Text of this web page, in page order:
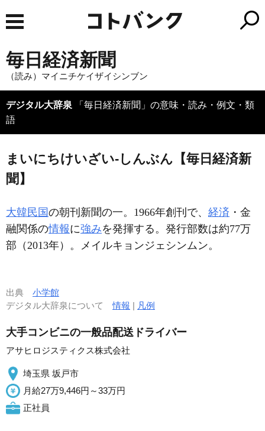
毎日経済新聞
（読み）マイニチケイザイシンブン
デジタル大辞泉 「毎日経済新聞」の意味・読み・例文・類
語
まいにちけいざい‐しんぶん【毎日経済新
聞】
大韓民国の朝刊新聞の一。1966年創刊で、 経済 ・金
融関係の情報に強みを発揮する。発行部数は約77万
部（2013年）。メイルキョンジェシンムン。
出典 小学館
デジタル大辞泉について情報 | 凡例
大手コンビニの一般品配送ドライバー
アサヒロジスティクス株式会社
埼玉県 坂戸市
月給27万9,446円～33万円
正社員